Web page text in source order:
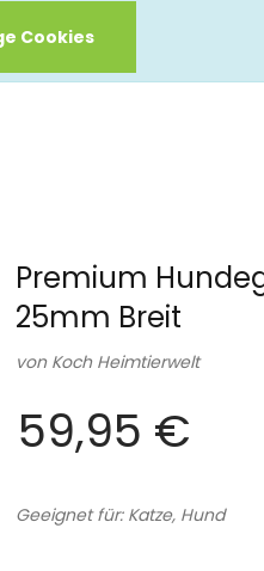
Cookies
Premium
25mm Breit
von Koch Heimtierwelt
59,95 €
Geeignet für: Katze, Hund